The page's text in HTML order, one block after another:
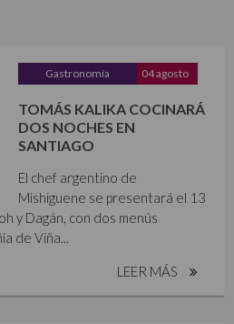
Gastronomía 04 agosto
TOMÁS KALIKA COCINARÁ
DOS NOCHES EN
SANTIAGO
El chef argentino de
Mishiguene se presentará el 13
y Dagán, con dos menús
de Viña...
LEER MÁS